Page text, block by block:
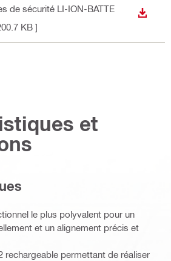
de sécurité LI-ION-BATTE
KB ]
et
le plus polyvalent pour un
et un alignement précis et
rechargeable permettant de réaliser